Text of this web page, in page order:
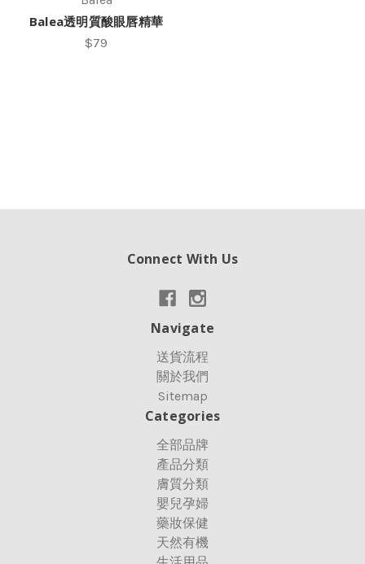
Balea透明質酸眼唇精華
$79
Connect With Us
Navigate
送貨流程
關於我們
Sitemap
Categories
全部品牌
產品分類
膚質分類
嬰兒孕婦
藥妝保健
天然有機